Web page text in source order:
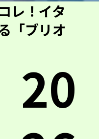
レ！イタ
「ブリオ
20